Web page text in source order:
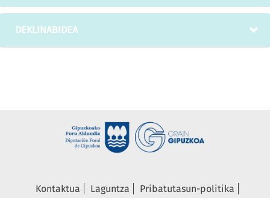
DEKLINABIDEA
Kontaktua Laguntza
Pribatutasun-politika